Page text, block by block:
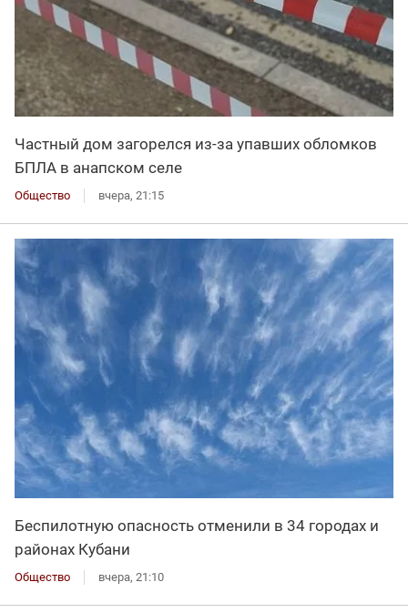
Частный дом загорелся из-за упавших обломков
БПЛА в анапском селе
Общество вчера, 21:15
Беспилотную опасность отменили в 34 городах и
районах Кубани
Общество вчера, 21:10